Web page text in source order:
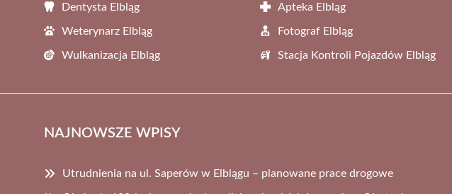
Dentysta Elbląg Apteka Elbląg
Weterynarz Elbląg Fotograf Elbląg
Wulkanizacja Elbląg Stacja Kontroli Pojazdów Elbląg
NAJNOWSZE WPISY
Utrudnienia na ul. Saperów w Elblągu – planowane prace drogowe